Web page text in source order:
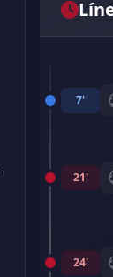
7'
21'
24'